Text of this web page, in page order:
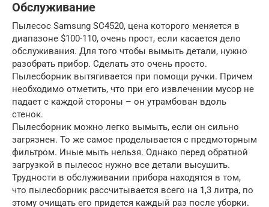
Обслуживание
Пылесос Samsung SC4520, цена которого меняется в
диапазоне $100-110, очень прост, если касается дело
обслуживания. Для того чтобы вымыть детали, нужно
разобрать прибор. Сделать это очень просто.
Пылесборник вытягивается при помощи ручки. Причем
необходимо отметить, что при его извлечении мусор не
падает с каждой стороны – он утрамбован вдоль
стенок.
Пылесборник можно легко вымыть, если он сильно
загрязнен. То же самое проделывается с предмоторным
фильтром. Иные мыть нельзя. Однако перед обратной
загрузкой в пылесос нужно все детали высушить.
Трудности в обслуживании прибора находятся в том,
что пылесборник рассчитывается всего на 1,3 литра, по
этому очищать его придется каждый раз после уборки.